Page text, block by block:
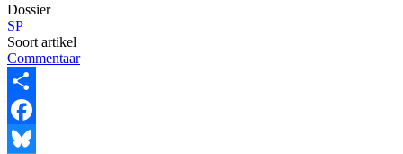
Dossier
SP
Soort artikel
Commentaar
Share
Facebook